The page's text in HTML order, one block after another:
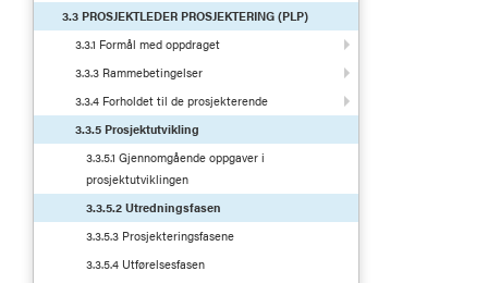
3.3 PROSJEKTLEDER PROSJEKTERING (PLP)
3.3.1 Formål med oppdraget
3.3.3 Rammebetingelser
3.3.4 Forholdet til de prosjekterende
3.3.5 Prosjektutvikling
3.3.5.1 Gjennomgående oppgaver i
prosjektutviklingen
3.3.5.2 Utredningsfasen
3.3.5.3 Prosjekteringsfasene
3.3.5.4 Utførelsesfasen